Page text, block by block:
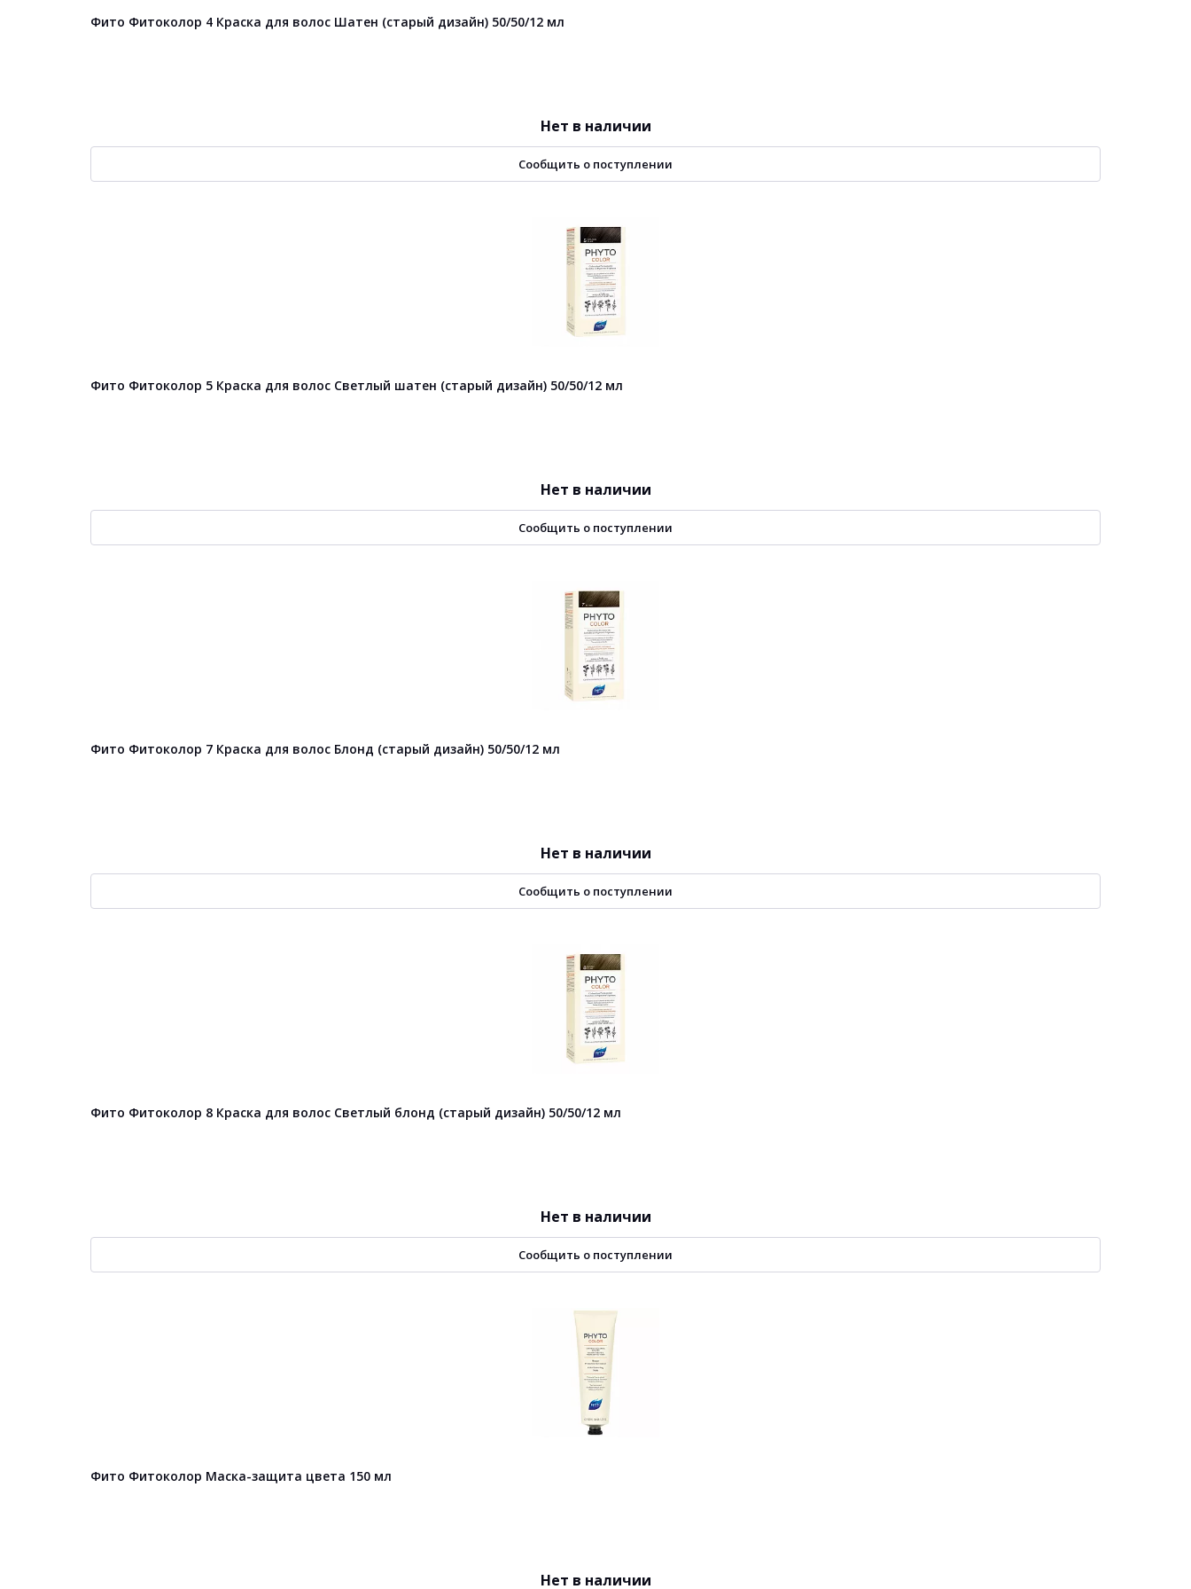
Фито Фитоколор 4 Краска для волос Шатен (старый дизайн) 50/50/12 мл
Нет в наличии
Сообщить о поступлении
Фито Фитоколор 5 Краска для волос Светлый шатен (старый дизайн) 50/50/12 мл
Нет в наличии
Сообщить о поступлении
Фито Фитоколор 7 Краска для волос Блонд (старый дизайн) 50/50/12 мл
Нет в наличии
Сообщить о поступлении
Фито Фитоколор 8 Краска для волос Светлый блонд (старый дизайн) 50/50/12 мл
Нет в наличии
Сообщить о поступлении
Фито Фитоколор Маска-защита цвета 150 мл
Нет в наличии